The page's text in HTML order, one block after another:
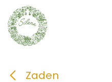
Overslaan naar inhoud
Zaden